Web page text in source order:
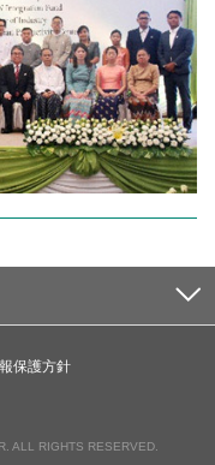
保護方針
ALL RIGHTS RESERVED.